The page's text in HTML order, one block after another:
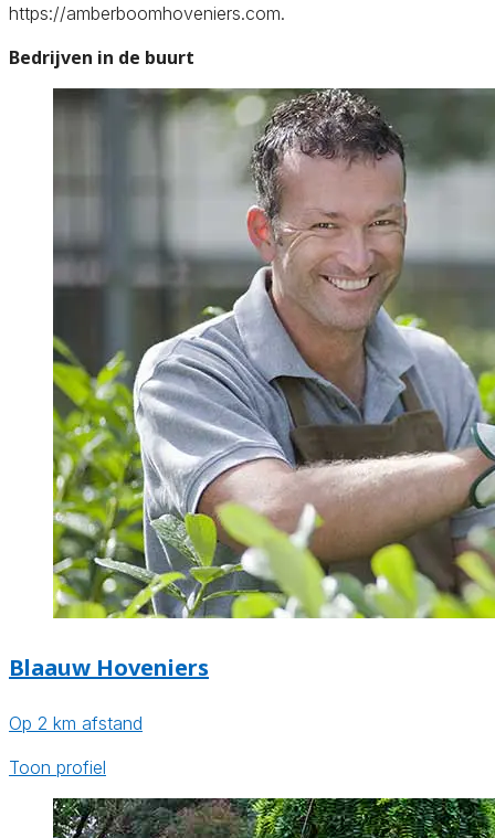
https://amberboomhoveniers.com.
Bedrijven in de buurt
Blaauw Hoveniers
Op 2 km afstand
Toon profiel